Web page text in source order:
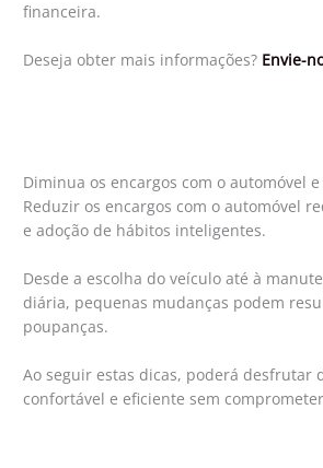
financeira.
Deseja obter mais informações? Envie-
Diminua os encargos com o automóvel
Reduzir os encargos com o automóvel
e adoção de hábitos inteligentes.
Desde a escolha do veículo até à
diária, pequenas mudanças podem
poupanças.
Ao seguir estas dicas, poderá desfrutar
confortável e eficiente sem